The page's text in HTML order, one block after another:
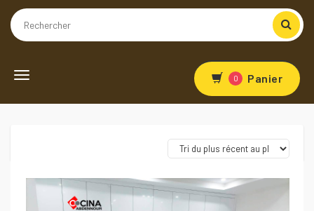
Toggle navigation 0 Panier